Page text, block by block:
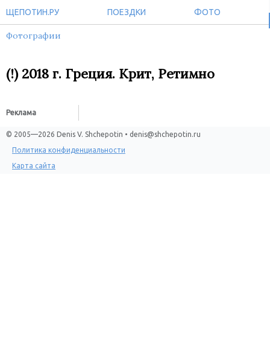
ЩЕПОТИН.РУ ПОЕЗДКИ ФОТО
Фотографии
(!) 2018 г. Греция. Крит, Ретимно
Реклама
© 2005—2026 Denis V. Shchepotin • denis@shchepotin.ru
Политика конфиденциальности
Карта сайта